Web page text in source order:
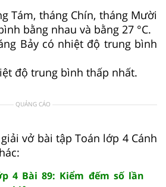
Tám, tháng Chín, tháng Mười
bằng nhau và bằng 27 °C.
Bảy có nhiệt độ trung bình
độ trung bình thấp nhất.
QUẢNG CÁO
vở bài tập Toán lớp 4 Cánh
4 Bài 89: Kiểm đếm số lần